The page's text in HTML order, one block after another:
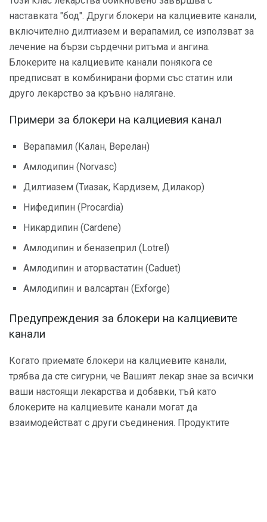
наставката "бод". Други блокери на калциевите канали,
включително дилтиазем и верапамил, се използват за
лечение на бързи сърдечни ритъма и ангина.
Блокерите на калциевите канали понякога се
предписват в комбинирани форми със статин или
друго лекарство за кръвно налягане.
Примери за блокери на калциевия канал
Верапамил (Калан, Верелан)
Амлодипин (Norvasc)
Дилтиазем (Тиазак, Кардизем, Дилакор)
Нифедипин (Procardia)
Никардипин (Cardene)
Амлодипин и беназеприл (Lotrel)
Амлодипин и аторвастатин (Caduet)
Амлодипин и валсартан (Exforge)
Предупреждения за блокери на калциевите
канали
Когато приемате блокери на калциевите канали,
трябва да сте сигурни, че Вашият лекар знае за всички
ваши настоящи лекарства и добавки, тъй като
блокерите на калциевите канали могат да
взаимодействат с други съединения. Продуктите